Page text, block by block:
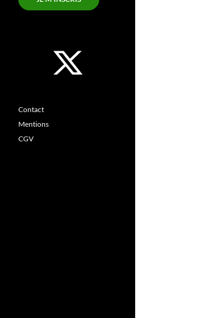
Contact
Mentions
CGV